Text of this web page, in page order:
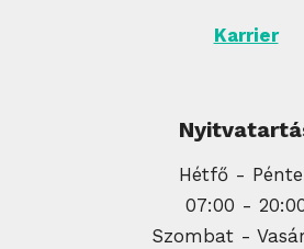
Karrier
Hétfő -
07:00 -
Szombat -